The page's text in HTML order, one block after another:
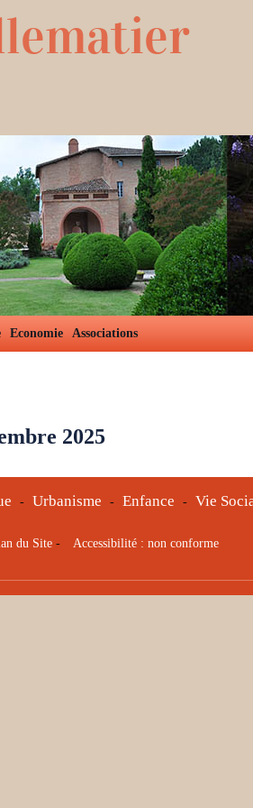
Economie Associations
2025
- Urbanisme - Enfance - Vie
du Site- Accessibilité : non conforme